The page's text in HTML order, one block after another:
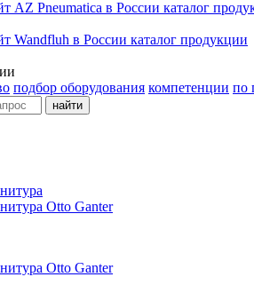
подбор оборудования компетенции по
найти
Otto Ganter
Otto Ganter